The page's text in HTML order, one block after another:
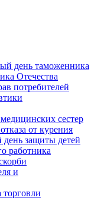
день таможенника
Отечества
потребителей
сестер
от курения
защиты детей
работника
и